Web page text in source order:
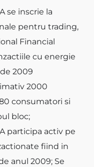
se inscrie la
pentru trading,
Financial
cu energie
2009
2000
consumatori si
bloc;
participa activ pe
fiind in
anul 2009; Se